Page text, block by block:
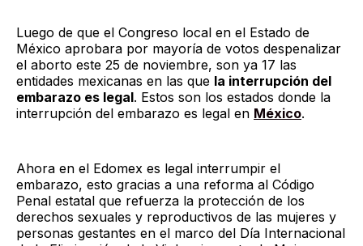
Luego de que el Congreso local en el Estado de
México aprobara por mayoría de votos despenalizar
el aborto este 25 de noviembre, son ya 17 las
entidades mexicanas en las que la interrupción del
embarazo es legal. Estos son los estados donde la
interrupción del embarazo es legal en México.
Ahora en el Edomex es legal interrumpir el
embarazo, esto gracias a una reforma al Código
Penal estatal que refuerza la protección de los
derechos sexuales y reproductivos de las mujeres y
personas gestantes en el marco del Día Internacional